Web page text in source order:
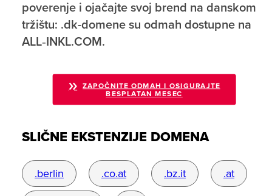
poverenje i ojačajte svoj brend na danskom
tržištu: .dk-domene su odmah dostupne na
ALL‑INKL.COM.
ZAPOČNITE ODMAH I OSIGURAJTE
BESPLATAN MESEC
SLIČNE EKSTENZIJE DOMENA
.berlin .co.at .bz.it .at